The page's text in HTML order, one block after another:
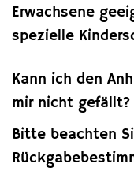
Erwachsene
spezielle
Kann ich den
mir nicht gefällt?
Bitte beachten